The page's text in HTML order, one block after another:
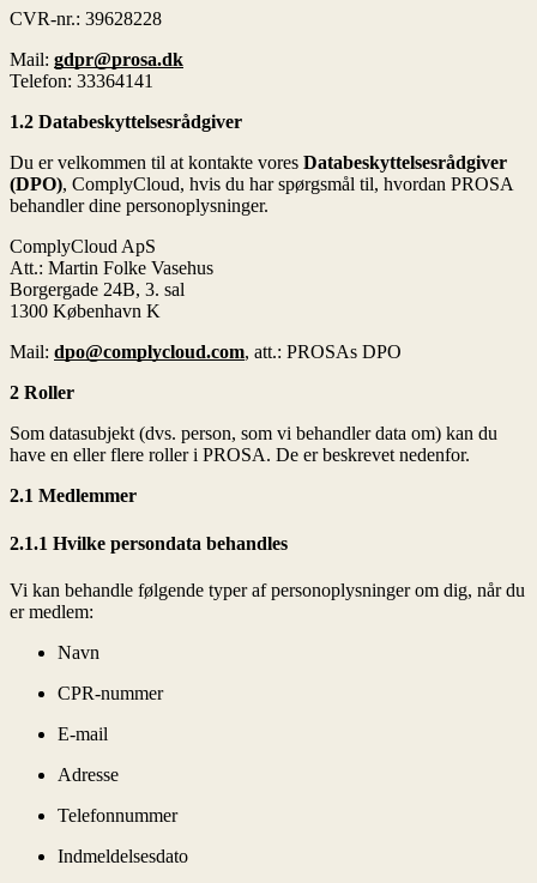
CVR-nr.: 39628228
Mail: gdpr@prosa.dk
Telefon: 33364141
1.2 Databeskyttelsesrådgiver
Du er velkommen til at kontakte vores Databeskyttelsesrådgiver
(DPO), ComplyCloud, hvis du har spørgsmål til, hvordan PROSA
behandler dine personoplysninger.
ComplyCloud ApS
Att.: Martin Folke Vasehus
Borgergade 24B, 3. sal
1300 København K
Mail: dpo@complycloud.com, att.: PROSAs DPO
2 Roller
Som datasubjekt (dvs. person, som vi behandler data om) kan du
have en eller flere roller i PROSA. De er beskrevet nedenfor.
2.1 Medlemmer
2.1.1 Hvilke persondata behandles
Vi kan behandle følgende typer af personoplysninger om dig, når du
er medlem:
Navn
CPR-nummer
E-mail
Adresse
Telefonnummer
Indmeldelsesdato